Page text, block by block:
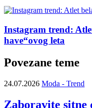
Instagram trend: